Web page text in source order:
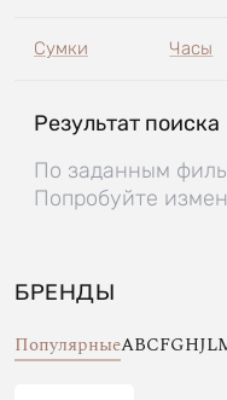
Сумки Часы
Результат поиска
По заданным
Попробуйте
БРЕНДЫ
ПопулярныеABCFGHJL